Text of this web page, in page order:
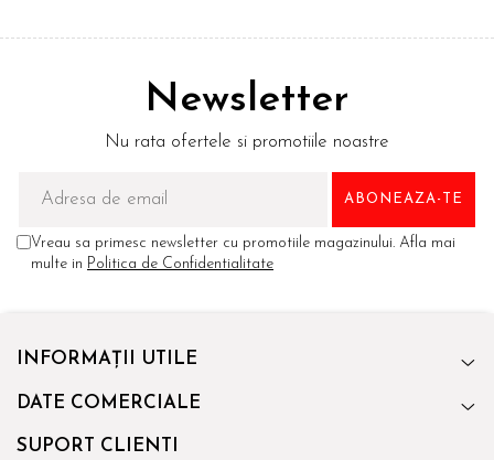
Newsletter
Nu rata ofertele si promotiile noastre
Vreau sa primesc newsletter cu promotiile magazinului. Afla mai
multe in Politica de Confidentialitate
INFORMAȚII UTILE
DATE COMERCIALE
SUPORT CLIENTI